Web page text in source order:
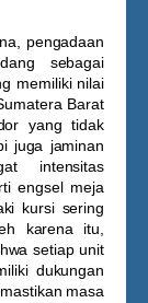
pengadaan
sebagai
memiliki nilai
Barat
yang tidak
juga jaminan
intensitas
engsel meja
kursi sering
karena itu,
setiap unit
dukungan
masa